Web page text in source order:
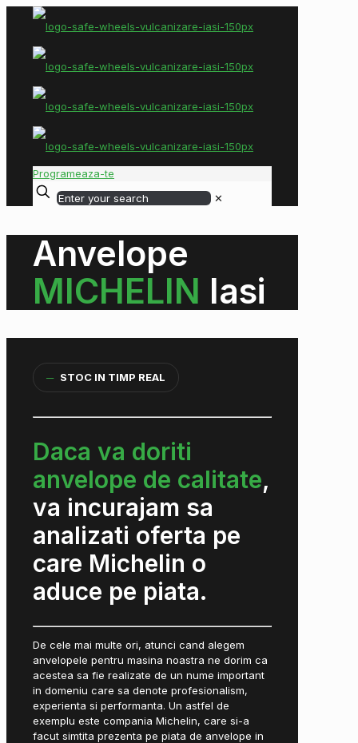
Programeaza-te
✕
Anvelope
MICHELIN Iasi
─ STOC IN TIMP REAL
Daca va doriti
anvelope de calitate,
va incurajam sa
analizati oferta pe
care Michelin o
aduce pe piata.
De cele mai multe ori, atunci cand alegem
anvelopele pentru masina noastra ne dorim ca
acestea sa fie realizate de un nume important
in domeniu care sa denote profesionalism,
experienta si performanta. Un astfel de
exemplu este compania Michelin, care si-a
facut simtita prezenta pe piata de anvelope in